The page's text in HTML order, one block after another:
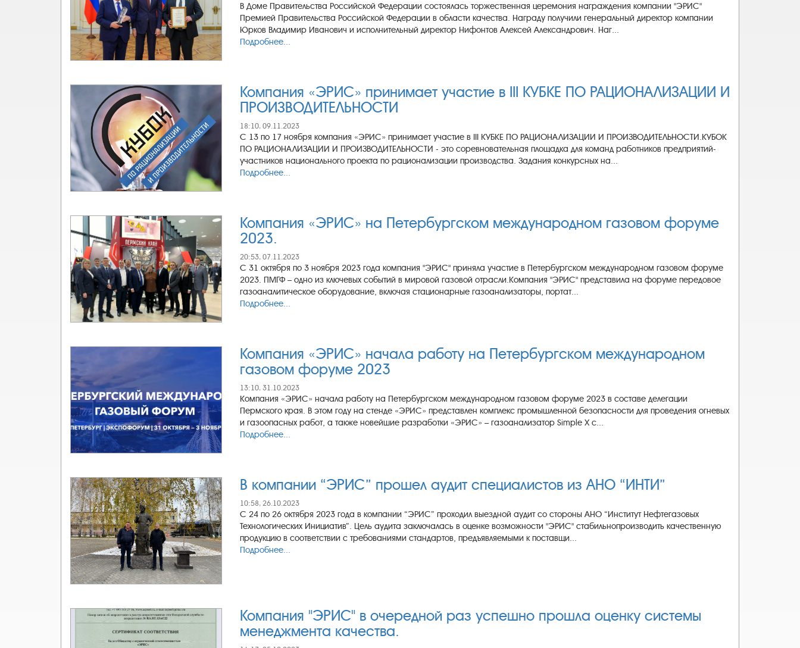
В Доме Правительства Российской Федерации состоялась торжественная церемония награждения компании "ЭРИС"
Премией Правительства Российской Федерации в области качества. Награду получили генеральный директор компании
Юрков Владимир Иванович и исполнительный директор Нифонтов Алексей Александрович. Наг...
Подробнее...
Компания «ЭРИС» принимает участие в III КУБКЕ ПО РАЦИОНАЛИЗАЦИИ И
ПРОИЗВОДИТЕЛЬНОСТИ
18:10, 09.11.2023
С 13 по 17 ноября компания «ЭРИС» принимает участие в III КУБКЕ ПО РАЦИОНАЛИЗАЦИИ И ПРОИЗВОДИТЕЛЬНОСТИ.КУБОК
ПО РАЦИОНАЛИЗАЦИИ И ПРОИЗВОДИТЕЛЬНОСТИ - это соревновательная площадка для команд работников предприятий-
участников национального проекта по рационализации производства. Задания конкурсных на...
Подробнее...
Компания «ЭРИС» на Петербургском международном газовом форуме
2023.
20:53, 07.11.2023
С 31 октября по 3 ноября 2023 года компания "ЭРИС" приняла участие в Петербургском международном газовом форуме
2023. ПМГФ – одно из ключевых событий в мировой газовой отрасли.Компания "ЭРИС" представила на форуме передовое
газоаналитическое оборудование, включая стационарные газоанализаторы, портат...
Подробнее...
Компания «ЭРИС» начала работу на Петербургском международном
газовом форуме 2023
13:10, 31.10.2023
Компания «ЭРИС» начала работу на Петербургском международном газовом форуме 2023 в составе делегации
Пермского края. В этом году на стенде «ЭРИС» представлен комплекс промышленной безопасности для проведения огневых
и газоопасных работ, а также новейшие разработки «ЭРИС» – газоанализатор Simple X с...
Подробнее...
В компании “ЭРИС” прошел аудит специалистов из АНО “ИНТИ”
10:58, 26.10.2023
С 24 по 26 октября 2023 года в компании “ЭРИС” проходил выездной аудит со стороны АНО “Институт Нефтегазовых
Технологических Инициатив”. Цель аудита заключалась в оценке возможности "ЭРИС" стабильнопроизводить качественную
продукцию в соответствии с требованиями стандартов, предъявляемыми к поставщи...
Подробнее...
Компания "ЭРИС" в очередной раз успешно прошла оценку системы
менеджмента качества.